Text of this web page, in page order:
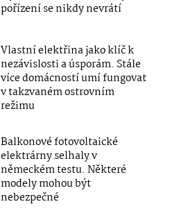
pořízení se nikdy nevrátí
Vlastní elektřina jako klíč k
nezávislosti a úsporám. Stále
více domácností umí fungovat
v takzvaném ostrovním
režimu
Balkonové fotovoltaické
elektrárny selhaly v
německém testu. Některé
modely mohou být
nebezpečné